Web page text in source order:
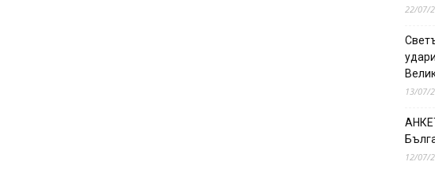
22/07/
13/07/
12/07/